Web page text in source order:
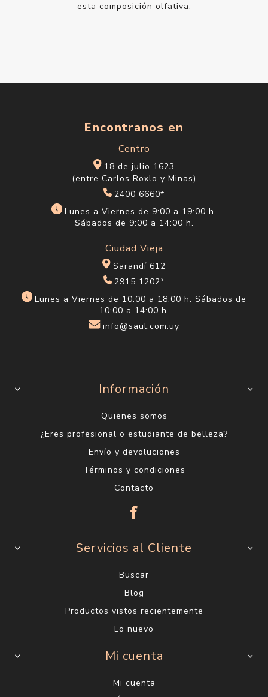
esta composición olfativa.
Encontranos en
Centro
18 de julio 1623
(entre Carlos Roxlo y Minas)
2400 6660*
Lunes a Viernes de 9:00 a 19:00 h.
Sábados de 9:00 a 14:00 h.
Ciudad Vieja
Sarandí 612
2915 1202*
Lunes a Viernes de 10:00 a 18:00 h. Sábados de
10:00 a 14:00 h.
info@saul.com.uy
Información
Quienes somos
¿Eres profesional o estudiante de belleza?
Envío y devoluciones
Términos y condiciones
Contacto
Servicios al Cliente
Buscar
Blog
Productos vistos recientemente
Lo nuevo
Mi cuenta
Mi cuenta